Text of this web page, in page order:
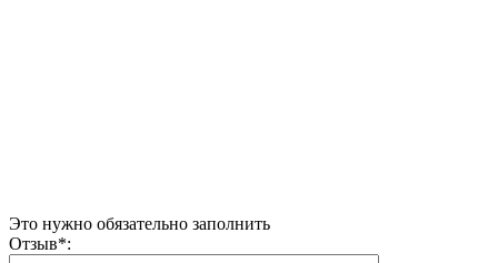
Это нужно обязательно заполнить
Отзыв*: